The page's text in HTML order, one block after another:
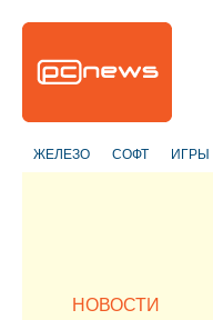
ЖЕЛЕЗО СОФТ ИГРЫ
НОВОСТИ